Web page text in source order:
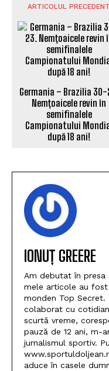
ARTICOLUL PRECEDENT
Germania – Brazilia
Nemțoaicele revin în
semifinalele
Campionatului
după 18 ani!
IONUȚ GREERE
Am debutat în presa
mele articole au
monden Top Secret.
colaborat cu
scurtă vreme,
pauză de 12 ani, m-
jurnalismul sportiv.
aduce în casele